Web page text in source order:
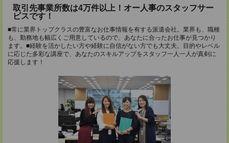
取引先事業所数は4万件以上！オー人事のスタッフサー
ビスです！
■常に業界トップクラスの豊富なお仕事情報を有する派遣会社。業界も、職種
も、勤務地も幅広くご用意しているので、あなたに合ったお仕事が見つかり
ます。■経験を活かしたい方や経験に自信がない方でも大丈夫。目的やレベル
に応じた多彩な講座で、あなたのスキルアップをスタッフ一人一人が真剣に
応援します！